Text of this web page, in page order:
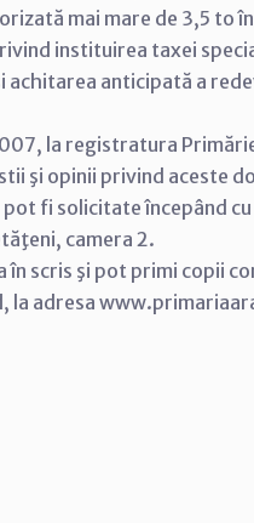
mai mare de 3,5 to
instituirea taxei
achitarea anticipată a
la registratura
şi opinii privind aceste
fi solicitate începând
camera 2.
în scris şi pot primi copii
la adresa